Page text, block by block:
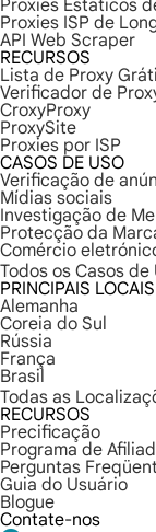
Proxies Estáticos
Proxies ISP de
API Web Scraper
RECURSOS
Lista de Proxy
Verificador de
CroxyProxy
ProxySite
Proxies por ISP
CASOS DE USO
Verificação de
Mídias sociais
Investigação de
Protecção da
Comércio
Todos os Casos de
PRINCIPAIS LOCAIS
Alemanha
Coreia do Sul
Rússia
França
Brasil
Todas as
RECURSOS
Precificação
Programa de
Perguntas
Guia do Usuário
Blogue
Contate-nos